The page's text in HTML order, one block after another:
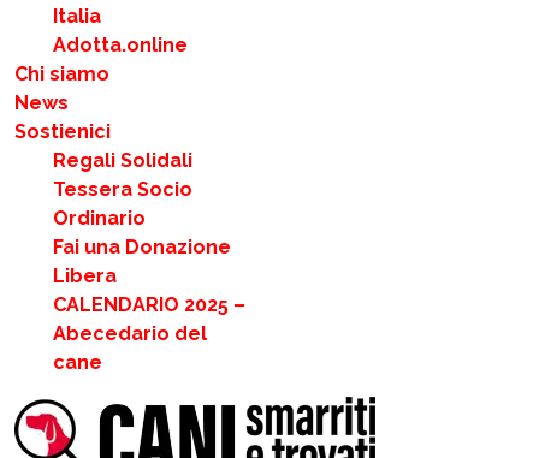
Italia
Adotta.online
Chi siamo
News
Sostienici
Regali Solidali
Tessera Socio
Ordinario
Fai una Donazione
Libera
CALENDARIO 2025 –
Abecedario del
cane